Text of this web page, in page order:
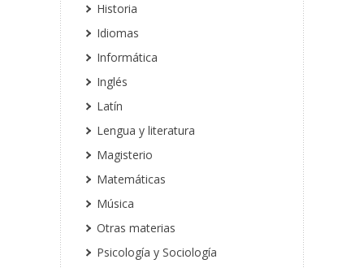
Historia
Idiomas
Informática
Inglés
Latín
Lengua y literatura
Magisterio
Matemáticas
Música
Otras materias
Psicología y Sociología